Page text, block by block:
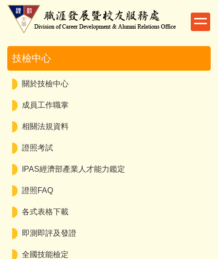
跳
技檢中心
關於技檢中心
成員工作職掌
相關法規資料
證照考試
IPAS經濟部產業人才能力鑑定
證照FAQ
各式表格下載
即測即評及發證
全國技能檢定